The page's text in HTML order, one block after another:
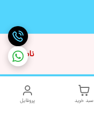
ناموجود
پروفایل سبد خرید